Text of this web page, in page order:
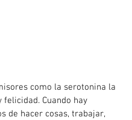
como la serotonina la
Cuando hay
de hacer cosas, trabajar,